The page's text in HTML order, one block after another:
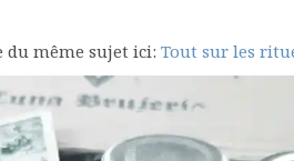
du même sujet ici: Tout sur les